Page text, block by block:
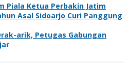
Piala Ketua Perbakin Jatim
Asal Sidoarjo Curi Panggung
arik, Petugas Gabungan